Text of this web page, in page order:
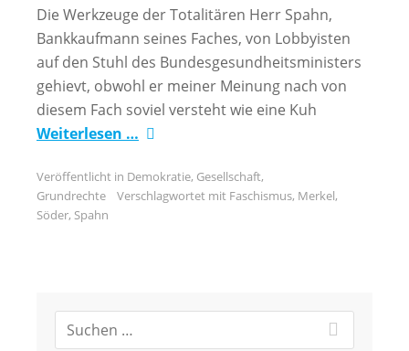
Die Werkzeuge der Totalitären Herr Spahn,
Bankkaufmann seines Faches, von Lobbyisten
auf den Stuhl des Bundesgesundheitsministers
gehievt, obwohl er meiner Meinung nach von
diesem Fach soviel versteht wie eine Kuh
Weiterlesen …
Veröffentlicht in Demokratie, Gesellschaft,
Grundrechte
Verschlagwortet mit Faschismus, Merkel,
Söder, Spahn